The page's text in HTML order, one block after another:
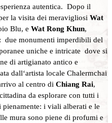
autentica. Dopo il
la visita dei meravigliosi Wat
Blu, e Wat Rong Khun,
due monumenti imperdibili del
uniche e intricate dove si
di artigianato antico e
dall‘artista locale Chalermchai
al centro di Chiang Rai,
da esplorare con tutti i
i viali alberati e le
mura sono piene di profumi e